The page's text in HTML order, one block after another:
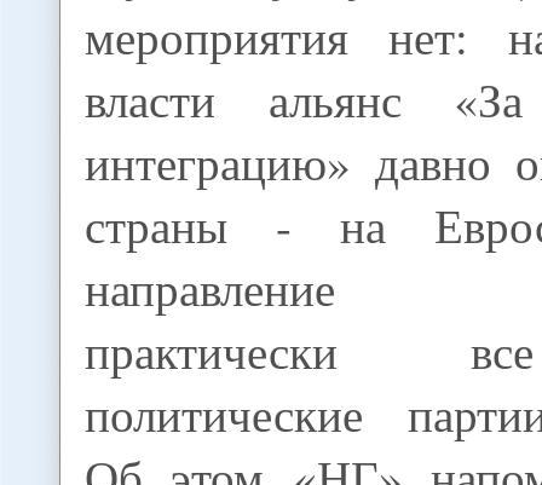
мероприятия нет:
власти альянс
интеграцию» давно
страны - на
направление
практически
политические